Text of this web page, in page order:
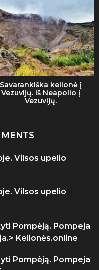
Savarankiška kelionė į
Vezuvijų. Iš Neapolio į
Vezuvijų.
Vilsos upelio
Vilsos upelio
Pompėją. Pompeja
Kelionės.online
Pompėją. Pompeja